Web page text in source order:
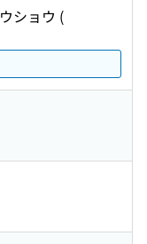
ショウ (